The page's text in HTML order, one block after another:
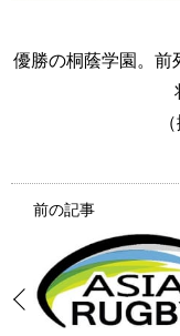
優勝の桐蔭学園。前
前の記事